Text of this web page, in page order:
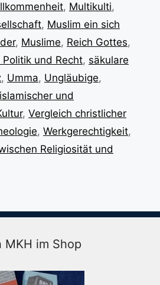
, Multikulti,
, Muslim ein sich
, Muslime, Reich Gottes,
und Recht, säkulare
, Umma, Ungläubige,
und
, Vergleich christlicher
, Werkgerechtigkeit,
Religiosität und
im Shop